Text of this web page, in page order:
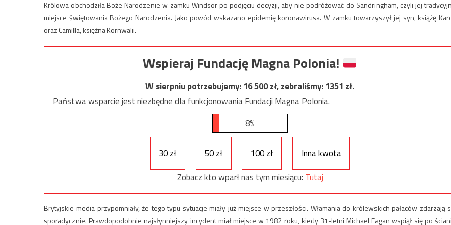
Królowa obchodziła Boże Narodzenie w zamku Windsor po podjęciu decyzji, aby nie podróżować do Sandringham, czyli jej
miejsce świętowania Bożego Narodzenia. Jako powód wskazano epidemię koronawirusa. W zamku towarzyszył jej syn, książę
oraz Camilla, księżna Kornwalii.
Wspieraj Fundację Magna Polonia!
W sierpniu potrzebujemy:16 500zł, zebraliśmy:1351 zł.
Państwa wsparcie jest niezbędne dla funkcjonowania Fundacji Magna Polonia.
8%
30 zł 50 zł 100 zł
Inna kwota
Zobacz kto wparł nas tym miesiącu: Tutaj
Brytyjskie media przypomniały, że tego typu sytuacje miały już miejsce w przeszłości. Włamania do królewskich pałaców zdarzają
sporadycznie. Prawdopodobnie najsłynniejszy incydent miał miejsce w 1982 roku, kiedy 31-letni Michael Fagan wspiął się po